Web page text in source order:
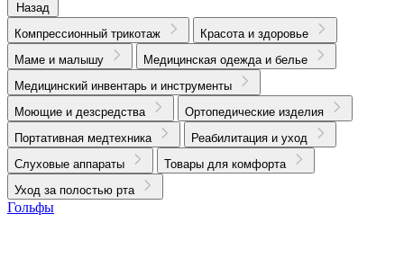
Назад
Компрессионный трикотаж
Красота и здоровье
Маме и малышу
Медицинская одежда и белье
Медицинский инвентарь и инструменты
Моющие и дезсредства
Ортопедические изделия
Портативная медтехника
Реабилитация и уход
Слуховые аппараты
Товары для комфорта
Уход за полостью рта
Гольфы